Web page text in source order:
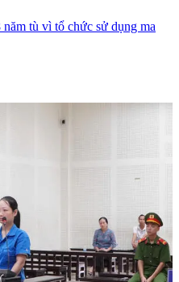
tù vì tổ chức sử dụng ma